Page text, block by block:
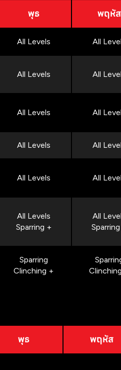
พุธ พฤหัส
All Levels All
All Levels All
All Levels All
All Levels All
All Levels All
All Levels
Sparring +
All
Sparring
Clinching +
พุธ พฤหัส